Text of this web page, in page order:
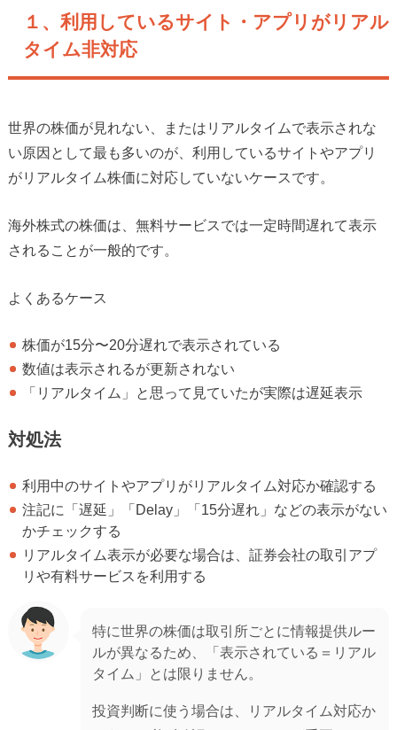
１、利用しているサイト・アプリがリアル
タイム非対応
世界の株価が見れない、またはリアルタイムで表示されな
い原因として最も多いのが、利用しているサイトやアプリ
がリアルタイム株価に対応していないケースです。
海外株式の株価は、無料サービスでは一定時間遅れて表示
されることが一般的です。
よくあるケース
株価が15分〜20分遅れで表示されている
数値は表示されるが更新されない
「リアルタイム」と思って見ていたが実際は遅延表示
対処法
利用中のサイトやアプリがリアルタイム対応か確認する
注記に「遅延」「Delay」「15分遅れ」などの表示がない
かチェックする
リアルタイム表示が必要な場合は、証券会社の取引アプ
リや有料サービスを利用する
特に世界の株価は取引所ごとに情報提供ルー
ルが異なるため、「表示されている＝リアル
タイム」とは限りません。
投資判断に使う場合は、リアルタイム対応か